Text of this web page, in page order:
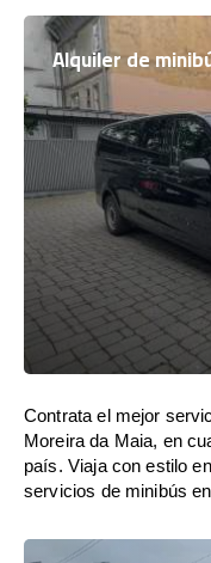
Alquiler de
Contrata el mejor
Moreira da Maia, en
país. Viaja con estilo
servicios de minibús